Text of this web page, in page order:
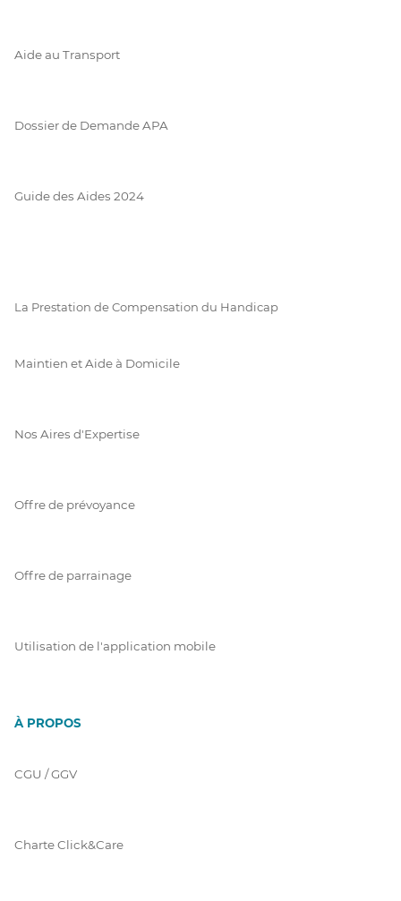
Aide au Transport
Dossier de Demande APA
Guide des Aides 2024
La Prestation de Compensation du Handicap
Maintien et Aide à Domicile
Nos Aires d'Expertise
Offre de prévoyance
Offre de parrainage
Utilisation de l'application mobile
À PROPOS
CGU / GGV
Charte Click&Care